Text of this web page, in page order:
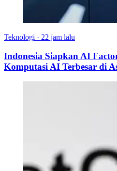
Teknologi · 22 jam lalu
Indonesia Siapkan AI
Komputasi AI Terbesar di